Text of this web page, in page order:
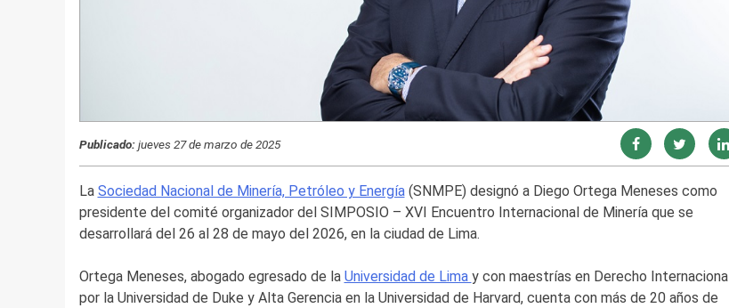
Publicado:jueves 27 de marzo de 2025
La Sociedad Nacional de Minería, Petróleo y Energía(SNMPE) designó a Diego Ortega Meneses como
presidente del comité organizador del SIMPOSIO – XVI Encuentro Internacional de Minería que se
desarrollará del 26 al 28 de mayo del 2026, en la ciudad de Lima.
Ortega Meneses, abogado egresado de la Universidad de Lima y con maestrías en Derecho Internacional
por la Universidad de Duke y Alta Gerencia en la Universidad de Harvard, cuenta con más de 20 años de